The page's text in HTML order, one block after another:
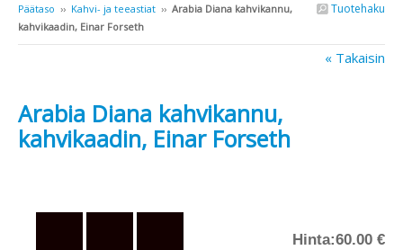
Tuotehaku
Päätaso ›› Kahvi- ja teeastiat ›› Arabia Diana kahvikannu,
kahvikaadin, Einar Forseth
« Takaisin
Arabia Diana kahvikannu,
kahvikaadin, Einar Forseth
Hinta:60.00 €